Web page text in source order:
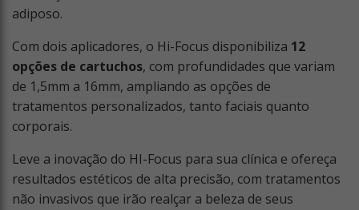
adiposo.
Com dois aplicadores, o Hi-Focus disponibiliza 12
opções de cartuchos, com profundidades que variam
de 1,5mm a 16mm, ampliando as opções de
tratamentos personalizados, tanto faciais quanto
corporais.
Leve a inovação do HI-Focus para sua clínica e ofereça
resultados estéticos de alta precisão, com tratamentos
não invasivos que irão realçar a beleza de seus